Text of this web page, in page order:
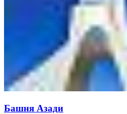
Башня Азади